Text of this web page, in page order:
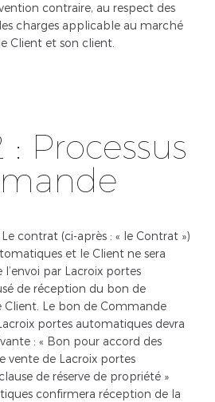
contraire, au respect des
charges applicable au marché
Client et son client.
Processus
Le contrat (ci-après : « le Contrat »)
et le Client ne sera
par Lacroix portes
de réception du bon de
Le bon de Commande
portes automatiques devra
: « Bon pour accord des
vente de Lacroix portes
de réserve de propriété »
confirmera réception de la